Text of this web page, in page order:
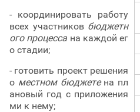
- координировать работу
всех участников бюджетн
ого процесса на каждой ег
о стадии;
- готовить проект решения
о местном бюджетена пл
ановый год с приложения
ми к нему;